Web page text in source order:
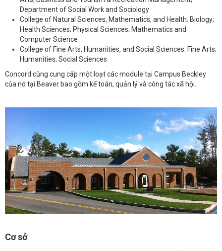
Department of Social Work and Sociology
College of Natural Sciences, Mathematics, and Health: Biology;
Health Sciences; Physical Sciences; Mathematics and
Computer Science
College of Fine Arts, Humanities, and Social Sciences: Fine Arts;
Humanities; Social Sciences
Concord cũng cung cấp một loạt các module tại Campus Beckley
của nó tại Beaver bao gồm kế toán, quản lý và công tác xã hội.
Cơ sở